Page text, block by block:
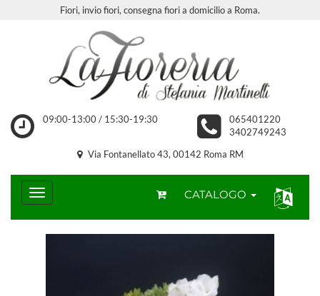
Fiori, invio fiori, consegna fiori a domicilio a Roma.
09:00-13:00 / 15:30-19:30
065401220
3402749243
Via Fontanellato 43, 00142 Roma RM
CATALOGO